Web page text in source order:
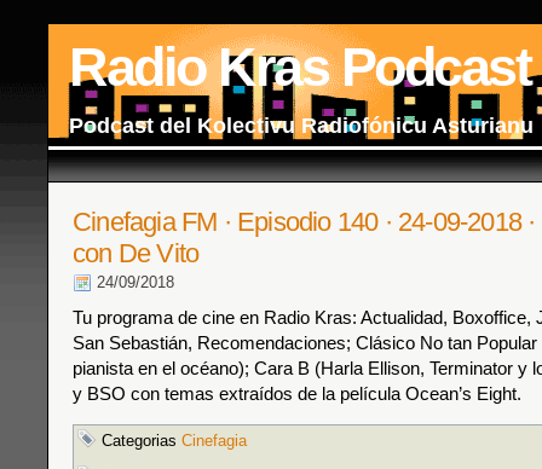
Radio Kras Podcast
Podcast del Kolectivu Radiofónicu Asturianu
Cinefagia FM · Episodio 140 · 24-09-2018
con De Vito
24/09/2018
Tu programa de cine en Radio Kras: Actualidad, Boxoffice,
San Sebastián, Recomendaciones; Clásico No tan Popular
pianista en el océano); Cara B (Harla Ellison, Terminator y
y BSO con temas extraídos de la película Ocean’s Eight.
Categorias Cinefagia